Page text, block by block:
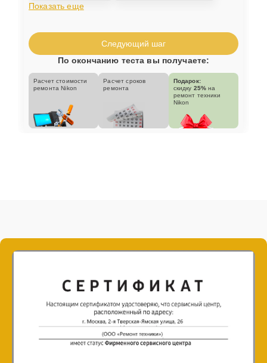
Показать еще
Следующий шаг
По окончанию теста вы получаете:
Расчет стоимости
ремонта Nikon
Расчет сроков
ремонта
Подарок:
скидку 25% на
ремонт техники
Nikon